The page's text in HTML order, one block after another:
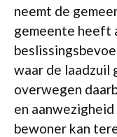
neemt de
gemeente heeft
waar de laadzuil
overwegen
en
bewoner kan